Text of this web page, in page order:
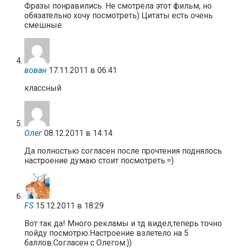
Фразы понравились. Не смотрела этот фильм, но
обязательно хочу посмотреть) Цитаты есть очень
смешные.
вован 17.11.2011 в 06:41
классный
Олег 08.12.2011 в 14:14
Да полностью согласен после прочтения поднялось
настроение думаю стоит посмотреть.=)
FS 15.12.2011 в 18:29
Вот так да! Много рекламы и тд видел,теперь точно
пойду посмотрю.Настроение взлетело на 5
баллов.Согласен с Олегом:))